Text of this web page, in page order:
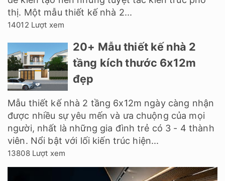
thị. Một mẫu thiết kế nhà 2...
14012 Lượt xem
20+ Mẫu thiết kế nhà 2
tầng kích thước 6x12m
đẹp
Mẫu thiết kế nhà 2 tầng 6x12m ngày càng nhận
được nhiều sự yêu mến và ưa chuộng của mọi
người, nhất là những gia đình trẻ có 3 - 4 thành
viên. Nổi bật với lối kiến trúc hiện...
13808 Lượt xem